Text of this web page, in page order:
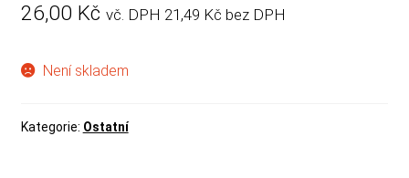
26,00 Kč vč. DPH 21,49 Kč bez DPH
Není skladem
Kategorie: Ostatní